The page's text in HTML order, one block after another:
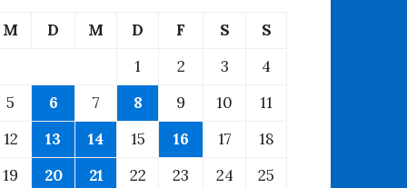
M D M D F S
S
1
2 3
4
5
6 7 8 9 10
11
12
13 14 15 16 17
18
19
20 21 22 23 24
25